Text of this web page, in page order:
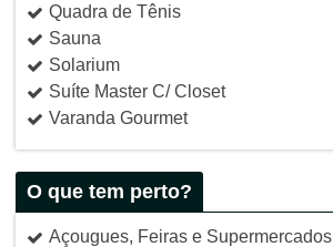
Quadra de Tênis
Sauna
Solarium
Suíte Master C/ Closet
Varanda Gourmet
O que tem perto?
Açougues, Feiras e Supermercados